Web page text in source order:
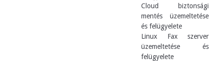
Cloud biztonsági
mentés üzemeltetése
és felügyelete
Linux Fax szerver
üzemeltetése és
felügyelete